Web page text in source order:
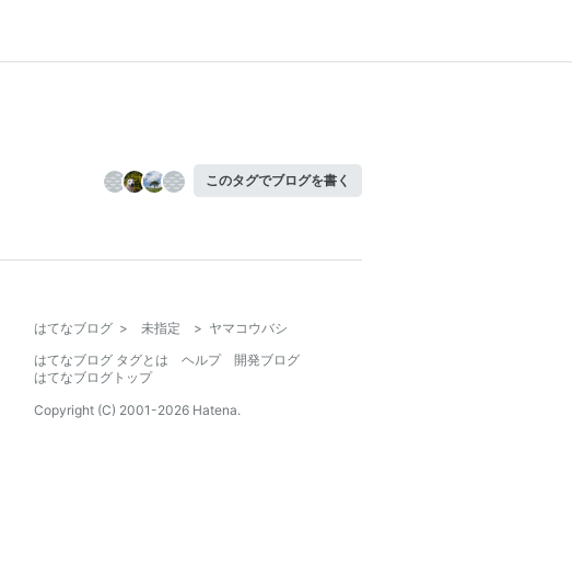
このタグでブログを書く
はてなブログ > 未指定 > ヤマコウバシ
はてなブログ タグとは
ヘルプ
開発ブログ
はてなブログトップ
Copyright (C) 2001-2026 Hatena.